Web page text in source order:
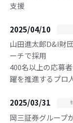
支援
2025/04/10
山田進太郎D&I財
ーチで採用
400名以上の応募
躍を推進するプロ
2025/03/31
岡三証券グループ